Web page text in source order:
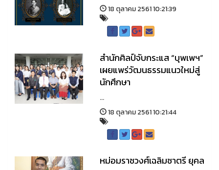
18 ตุลาคม 2561 10:21:39
สำนักศิลป์จับกระแส “บุพเพฯ”
เผยแพร่วัฒนธรรมแนวใหม่สู่
นักศึกษา
...
18 ตุลาคม 2561 10:21:44
หม่อมราชวงศ์เฉลิมชาตรี ยุคล